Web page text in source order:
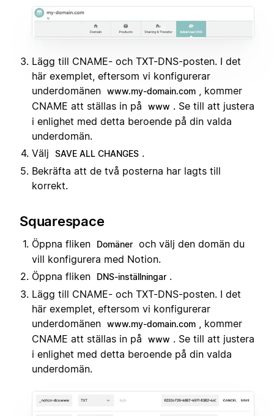
Lägg till CNAME- och TXT-DNS-posten. I det
här exemplet, eftersom vi konfigurerar
underdomänen www.my-domain.com , kommer
CNAME att ställas in på
www . Se till att justera
i enlighet med detta beroende på din valda
underdomän.
Välj
SAVE ALL CHANGES .
Bekräfta att de två posterna har lagts till
korrekt.
Squarespace
Öppna fliken Domäner och välj den domän du
vill konfigurera med Notion.
Öppna fliken
DNS-inställningar .
Lägg till CNAME- och TXT-DNS-posten. I det
här exemplet, eftersom vi konfigurerar
underdomänen www.my-domain.com
, kommer
CNAME att ställas in på
www . Se till att justera
i enlighet med detta beroende på din valda
underdomän.